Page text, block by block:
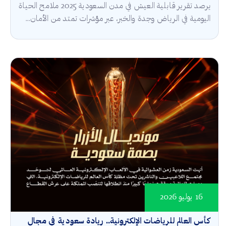
يرصد تقرير قابلية العيش في مدن السعودية 2025 ملامح الحياة
اليومية في الرياض وجدة والخبر، عبر مؤشرات تمتد من الأمان...
كأس العالم للرياضات الإلكترونية.. ريادة سعودية في مجال
16 يوليو 2026